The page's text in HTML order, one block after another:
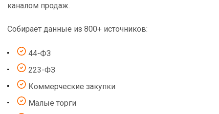
каналом продаж.
Собирает данные из 800+ источников:
44-ФЗ
223-ФЗ
Коммерческие закупки
Малые торги